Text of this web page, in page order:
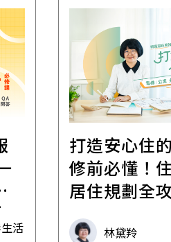
活
打造安心住
修前必懂！
居住規劃全
林黛羚